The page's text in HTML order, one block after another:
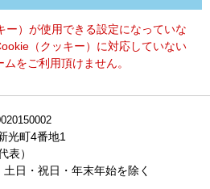
ー）が使用できる設定になっていな
（クッキー）に対応していない
をご利用頂けません。
光町4番地1
表）
日・祝日・年末年始を除く